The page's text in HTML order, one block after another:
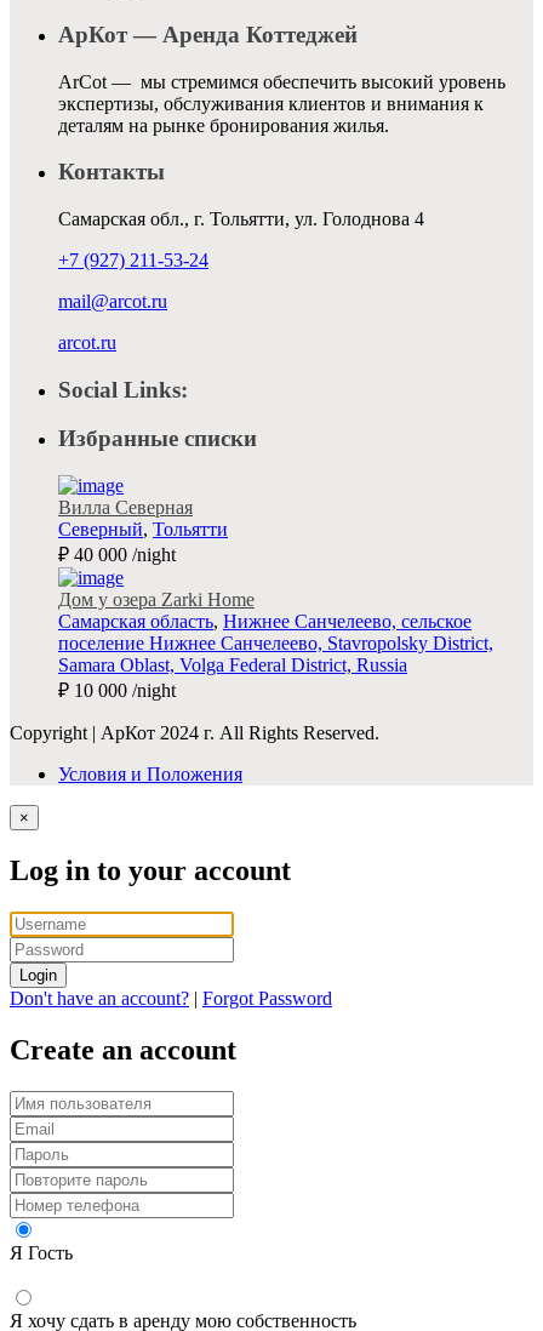
АрКот — Аренда Коттеджей
ArCot — мы стремимся обеспечить высокий уровень
экспертизы, обслуживания клиентов и внимания к
деталям на рынке бронирования жилья.
Контакты
Самарская обл., г. Тольятти, ул. Голоднова 4
+7 (927) 211-53-24
mail@arcot.ru
arcot.ru
Social Links:
Избранные списки
Вилла Северная
Северный, Тольятти
₽ 40 000 /night
Дом у озера Zarki Home
Самарская область, Нижнее Санчелеево, сельское
поселение Нижнее Санчелеево, Stavropolsky District,
Samara Oblast, Volga Federal District, Russia
₽ 10 000 /night
Copyright | АрКот 2024 г. All Rights Reserved.
Условия и Положения
×
Log in to your account
Login
Don't have an account? | Forgot Password
Create an account
Я Гость
Я хочу сдать в аренду мою собственность